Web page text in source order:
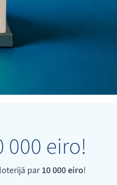
eiro!
par10 000 eiro!